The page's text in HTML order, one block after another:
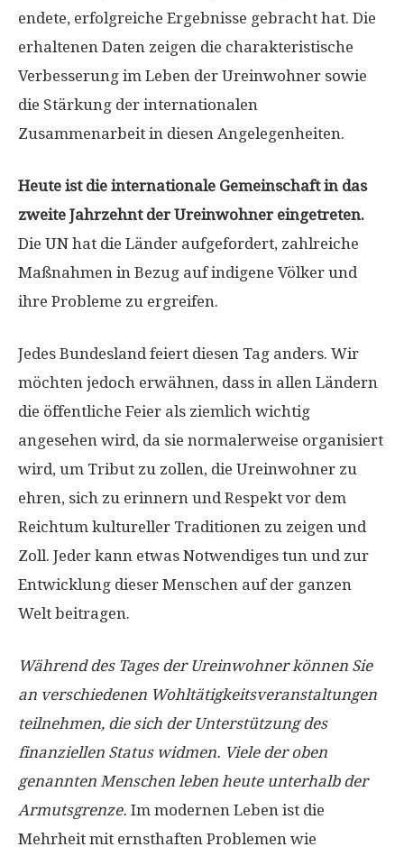
endete, erfolgreiche Ergebnisse gebracht hat. Die
erhaltenen Daten zeigen die charakteristische
Verbesserung im Leben der Ureinwohner sowie
die Stärkung der internationalen
Zusammenarbeit in diesen Angelegenheiten.
Heute ist die internationale Gemeinschaft in das
zweite Jahrzehnt der Ureinwohner eingetreten.
Die UN hat die Länder aufgefordert, zahlreiche
Maßnahmen in Bezug auf indigene Völker und
ihre Probleme zu ergreifen.
Jedes Bundesland feiert diesen Tag anders. Wir
möchten jedoch erwähnen, dass in allen Ländern
die öffentliche Feier als ziemlich wichtig
angesehen wird, da sie normalerweise organisiert
wird, um Tribut zu zollen, die Ureinwohner zu
ehren, sich zu erinnern und Respekt vor dem
Reichtum kultureller Traditionen zu zeigen und
Zoll. Jeder kann etwas Notwendiges tun und zur
Entwicklung dieser Menschen auf der ganzen
Welt beitragen.
Während des Tages der Ureinwohner können Sie
an verschiedenen Wohltätigkeitsveranstaltungen
teilnehmen, die sich der Unterstützung des
finanziellen Status widmen. Viele der oben
genannten Menschen leben heute unterhalb der
Armutsgrenze. Im modernen Leben ist die
Mehrheit mit ernsthaften Problemen wie